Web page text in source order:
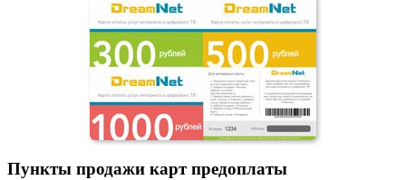
Пункты продажи карт предоплаты